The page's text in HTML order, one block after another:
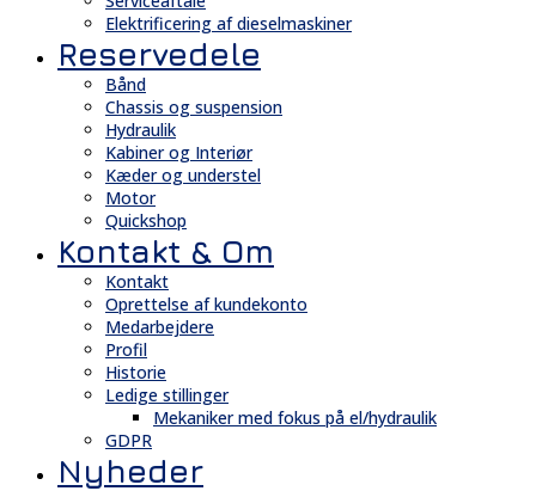
Elektrificering af dieselmaskiner
Reservedele
Bånd
Chassis og suspension
Hydraulik
Kabiner og Interiør
Kæder og understel
Motor
Quickshop
Kontakt & Om
Kontakt
Oprettelse af kundekonto
Medarbejdere
Profil
Historie
Ledige stillinger
Mekaniker med fokus på el/hydraulik
GDPR
Nyheder